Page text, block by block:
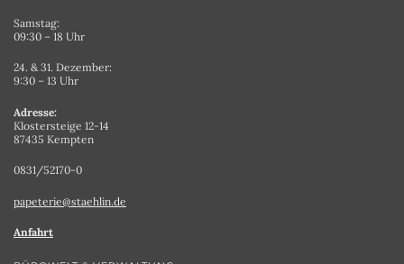
Samstag:
09:30 – 18 Uhr
24. & 31. Dezember:
9:30 – 13 Uhr
Adresse:
Klostersteige 12-14
87435 Kempten
0831/52170-0
papeterie@staehlin.de
Anfahrt